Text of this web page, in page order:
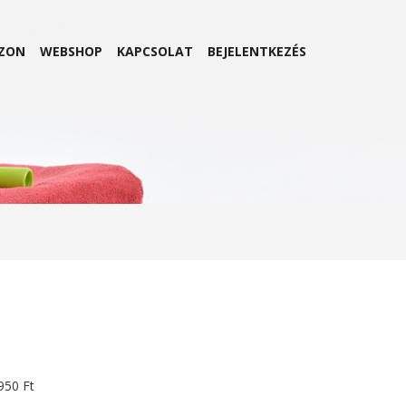
WEBSHOP KAPCSOLAT BEJELENTKEZÉS
Ft